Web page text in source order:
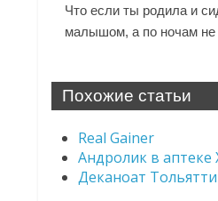
Что если ты родила и
малышом, а по ночам
Похожие статьи
Real Gainer
Андролик в
Деканоат Тольятти